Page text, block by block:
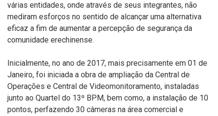
várias entidades, onde através de seus integrantes, não
mediram esforços no sentido de alcançar uma alternativa
eficaz a fim de aumentar a percepção de segurança da
comunidade erechinense.
Inicialmente, no ano de 2017, mais precisamente em 01 de
Janeiro, foi iniciada a obra de ampliação da Central de
Operações e Central de Videomonitoramento, instaladas
junto ao Quartel do 13º BPM, bem como, a instalação de 10
pontos, perfazendo 30 câmeras na área comercial e